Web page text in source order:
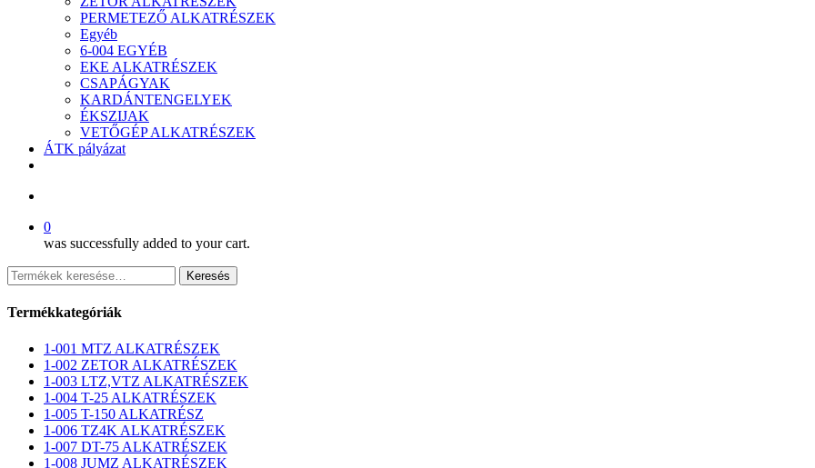
PERMETEZŐ ALKATRÉSZEK
Egyéb
6-004 EGYÉB
EKE ALKATRÉSZEK
CSAPÁGYAK
KARDÁNTENGELYEK
ÉKSZIJAK
VETŐGÉP ALKATRÉSZEK
ÁTK pályázat
0
was successfully added to your cart.
Keresés
a
következőre:
Keresés
Termékkategóriák
1-001 MTZ ALKATRÉSZEK
1-002 ZETOR ALKATRÉSZEK
1-003 LTZ,VTZ ALKATRÉSZEK
1-004 T-25 ALKATRÉSZEK
1-005 T-150 ALKATRÉSZ
1-006 TZ4K ALKATRÉSZEK
1-007 DT-75 ALKATRÉSZEK
1-008 JUMZ ALKATRÉSZEK